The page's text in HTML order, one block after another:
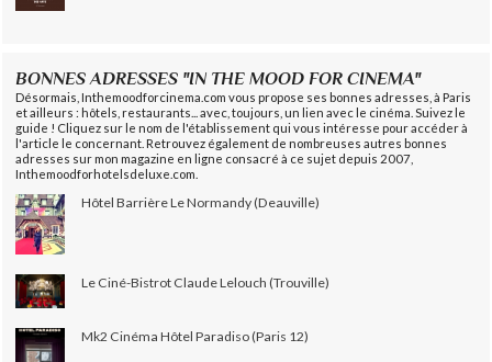
BONNES ADRESSES "IN THE MOOD FOR CINEMA"
Désormais, Inthemoodforcinema.com vous propose ses bonnes adresses, à Paris
et ailleurs : hôtels, restaurants... avec, toujours, un lien avec le cinéma. Suivez le
guide ! Cliquez sur le nom de l'établissement qui vous intéresse pour accéder à
l'article le concernant. Retrouvez également de nombreuses autres bonnes
adresses sur mon magazine en ligne consacré à ce sujet depuis 2007,
Inthemoodforhotelsdeluxe.com.
Hôtel Barrière Le Normandy (Deauville)
Le Ciné-Bistrot Claude Lelouch (Trouville)
Mk2 Cinéma Hôtel Paradiso (Paris 12)